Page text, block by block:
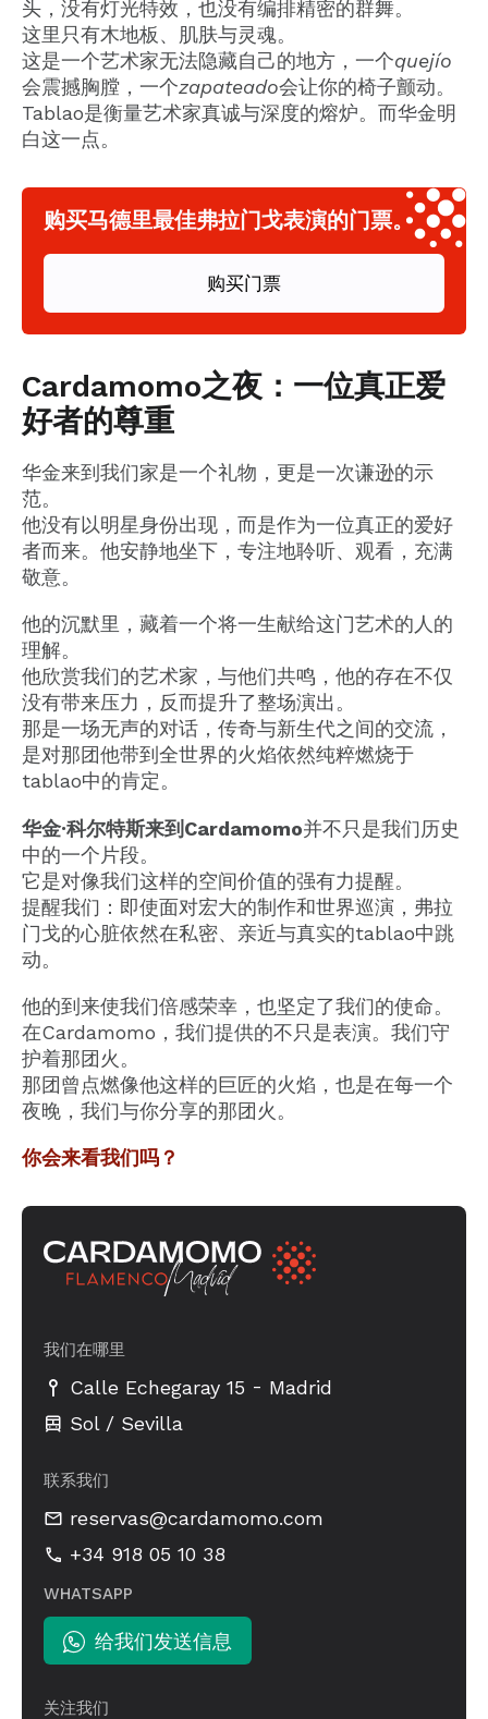
头，没有灯光特效，也没有编排精密的群舞。
这里只有木地板、肌肤与灵魂。
这是一个艺术家无法隐藏自己的地方，一个quejío
会震撼胸膛，一个zapateado会让你的椅子颤动。
Tablao是衡量艺术家真诚与深度的熔炉。而华金明
白这一点。
购买马德里最佳弗拉门戈表演的门票。
购买门票
Cardamomo之夜：一位真正爱
好者的尊重
华金来到我们家是一个礼物，更是一次谦逊的示
范。
他没有以明星身份出现，而是作为一位真正的爱好
者而来。他安静地坐下，专注地聆听、观看，充满
敬意。
他的沉默里，藏着一个将一生献给这门艺术的人的
理解。
他欣赏我们的艺术家，与他们共鸣，他的存在不仅
没有带来压力，反而提升了整场演出。
那是一场无声的对话，传奇与新生代之间的交流，
是对那团他带到全世界的火焰依然纯粹燃烧于
tablao中的肯定。
华金·科尔特斯来到Cardamomo并不只是我们历史
中的一个片段。
它是对像我们这样的空间价值的强有力提醒。
提醒我们：即使面对宏大的制作和世界巡演，弗拉
门戈的心脏依然在私密、亲近与真实的tablao中跳
动。
他的到来使我们倍感荣幸，也坚定了我们的使命。
在Cardamomo，我们提供的不只是表演。我们守
护着那团火。
那团曾点燃像他这样的巨匠的火焰，也是在每一个
夜晚，我们与你分享的那团火。
你会来看我们吗？
我们在哪里
Calle Echegaray 15 - Madrid
Sol / Sevilla
联系我们
reservas@cardamomo.com
+34 918 05 10 38
WHATSAPP
给我们发送信息
关注我们